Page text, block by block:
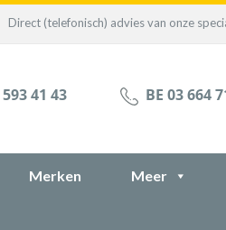
Direct (telefonisch) advies van onze
41 43 BE 03 664
Merken Meer